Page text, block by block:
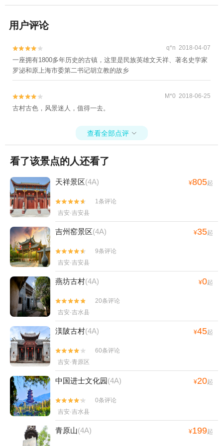
用户评论

 q*n 2018-04-07
一座拥有1800多年历史的古镇，这里是民族英雄文天祥、著名史学家
罗泌和原上海市委第二书记胡立教的故乡

 M*0 2018-06-25
古村古色，风景迷人，值得一去。
查看全部点评 
看了该景点的人还看了
天祥景区(4A) ¥805起


1条评论
吉安·吉安县
吉州窑景区(4A) ¥35起


9条评论
吉安·吉安县
燕坊古村(4A) ¥0起


20条评论
吉安·吉水县
渼陂古村(4A) ¥45起


60条评论
吉安·青原区
中国进士文化园(4A) ¥20起


0条评论
吉安·吉水县
青原山(4A) ¥199起